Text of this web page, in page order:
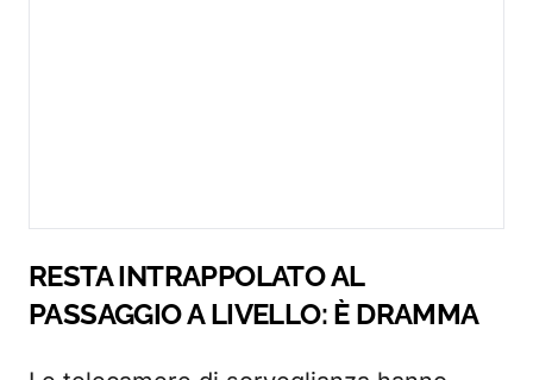
RESTA INTRAPPOLATO AL
PASSAGGIO A LIVELLO: È DRAMMA